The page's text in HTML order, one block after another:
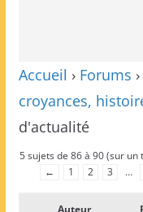
Accueil › Forums ›
croyances,
d'actualité
5 sujets de 86 à 90 (sur un
←
1 2 3 …
Auteur